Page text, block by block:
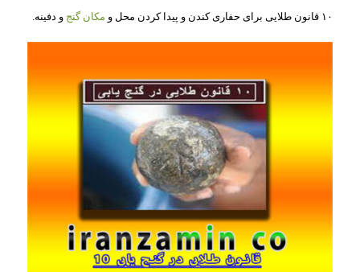
۱۰ قانون طلایی برای حفاری کندن و پیدا کردن محل و مکان گنج و دفینه.